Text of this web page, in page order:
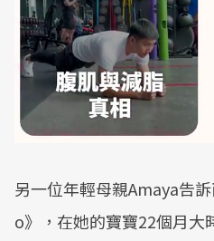
另一位年輕母親Amaya告
o》，在她的寶寶22個月大